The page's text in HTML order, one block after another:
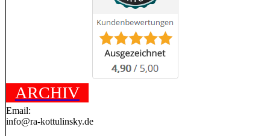
ARCHIV
Email:
info@ra-kottulinsky.de